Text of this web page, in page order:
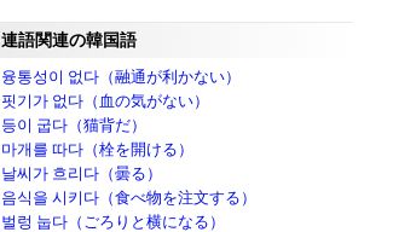
連語関連の韓国語
융통성이 없다（融通が利かない）
핏기가 없다（血の気がない）
등이 굽다（猫背だ）
마개를 따다（栓を開ける）
날씨가 흐리다（曇る）
음식을 시키다（食べ物を注文する）
벌렁 눕다（ごろりと横になる）